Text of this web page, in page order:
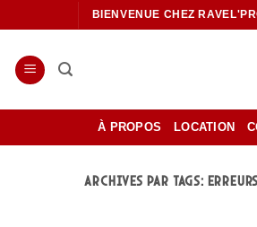
au
contenu
BIENVENUE CHEZ
À PROPOS LOCATION
ARCHIVES PAR TAGS: